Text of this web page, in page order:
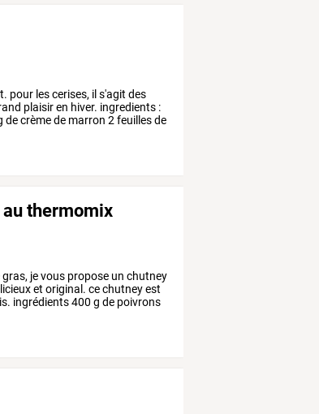
pour lescerises, il s'agit des
plaisiren hiver. ingredients :
decrèmede marron 2feuillesde
thermomix
gras, jevous propose un chutney
et original. cechutneyest
ingrédients400 g de poivrons